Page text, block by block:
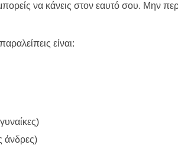
να κάνεις στον εαυτό σου. Μην
είναι:
άνδρες)